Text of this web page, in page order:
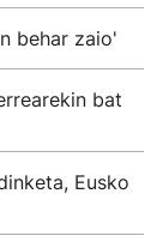
behar zaio'
bat
Eusko